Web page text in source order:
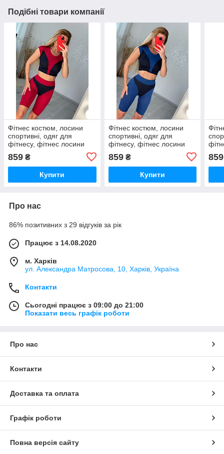
Подібні товари компанії
Фітнес костюм, лосини
спортивні, одяг для
фітнесу, фітнес лосини
859 ₴
Купити
Фітнес костюм, лосини
спортивні, одяг для
фітнесу, фітнес лосини
859₴
Купити
859
Про нас
86% позитивних з 29 відгуків за рік
Працює з 14.08.2020
м. Харків
ул. Александра Матросова, 10, Харків, Україна
Контакти
Сьогодні працює з 09:00 до 21:00
Показати весь графік роботи
Про нас
Контакти
Доставка та оплата
Графік роботи
Повна версія сайту